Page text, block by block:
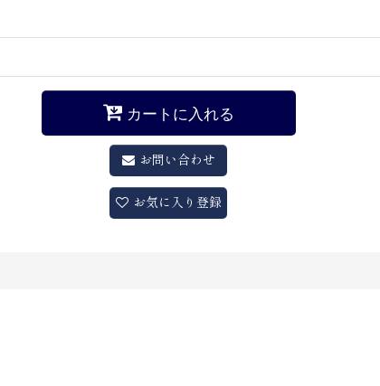
カートに入れる
お問い合わせ
お気に入り登録